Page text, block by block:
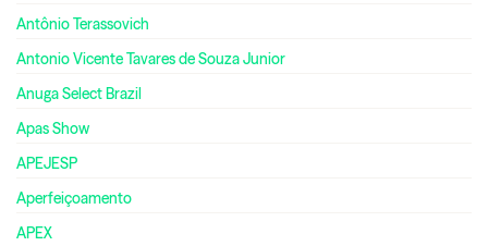
Antônio Terassovich
Antonio Vicente Tavares de Souza Junior
Anuga Select Brazil
Apas Show
APEJESP
Aperfeiçoamento
APEX